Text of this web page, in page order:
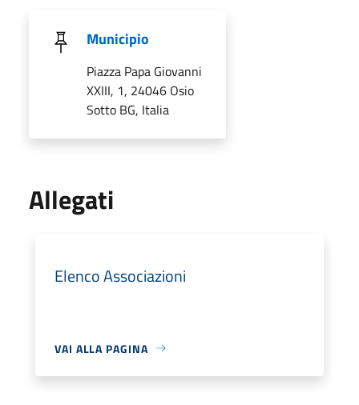
Municipio
Piazza Papa Giovanni
XXIII, 1, 24046 Osio
Sotto BG, Italia
Allegati
Elenco Associazioni
VAI ALLA PAGINA